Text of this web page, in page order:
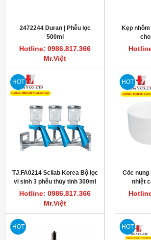
2472244 Duran | Phễu lọc
500ml
Hotline: 0986.817.366
Mr.Việt
Kẹp
HOT
TJ.FA0214 Scilab Korea Bộ lọc
vi sinh 3 phễu thủy tinh 300ml
Hotline: 0986.817.366
Mr.Việt
HOT
Cốc nung
nhiệt
HOT HOT